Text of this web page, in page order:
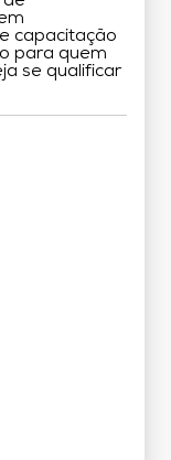
capacitação
para quem
se qualificar